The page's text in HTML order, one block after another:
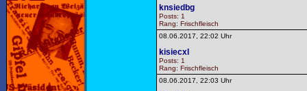
knsiedbg
Posts: 1
Rang: Frischfleisch
08.06.2017, 22:02 Uhr
kisiecxl
Posts: 1
Rang: Frischfleisch
08.06.2017, 22:03 Uhr